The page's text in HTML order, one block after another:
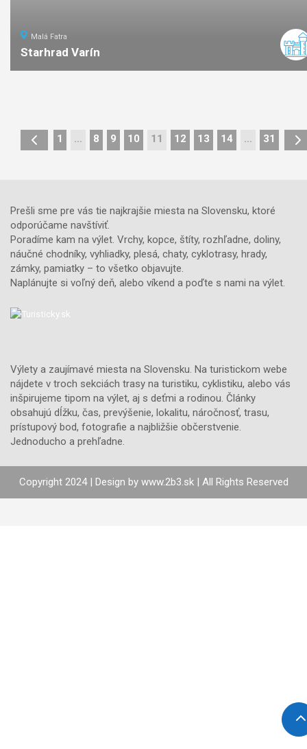
Malá Fatra
Starhrad Varín
1 … 8 9 10 11 12 13 14 … 31
Prešli sme pre vás tie najkrajšie miesta na Slovensku, ktoré
odporúčame navštíviť.
Poradíme kam na výlet. Vrchy, kopce, štíty, rozhľadne, doliny,
náučné chodníky, vyhliadky, plesá, chaty, cyklotrasy, hrady,
zámky, pamiatky – to všetko objavujte.
Naplánujte si voľný deň, alebo víkend a poďte s nami na výlet.
Výlety a zaujímavé miesta na Slovensku. Na turistickom webe
nájdete v troch sekciách trasy na turistiku, cyklistiku, alebo vás
inšpirujeme tipom na výlet, aj s deťmi a rodinou. Články
obsahujú dĺžku, čas, prevýšenie, lokalitu, náročnosť, trasu,
prístupový bod, fotografie a najbližšie občerstvenie.
Jednoducho a prehľadne.
Copyright 2024 | Design by www.2b3.sk| All Rights Reserved